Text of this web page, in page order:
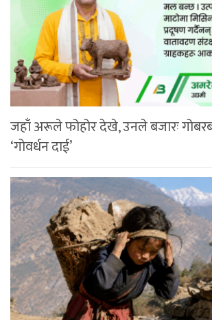
जहाँ अरूले फोहोर देखे, उनले बजारः
‘गोवर्धन दाई’